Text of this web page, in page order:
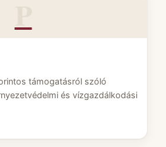
támogatásról szóló
és vízgazdálkodási